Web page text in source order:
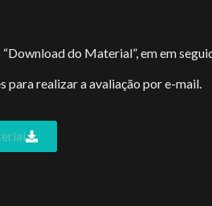
do Material”, em em
para realizar a avaliação por e-mail.